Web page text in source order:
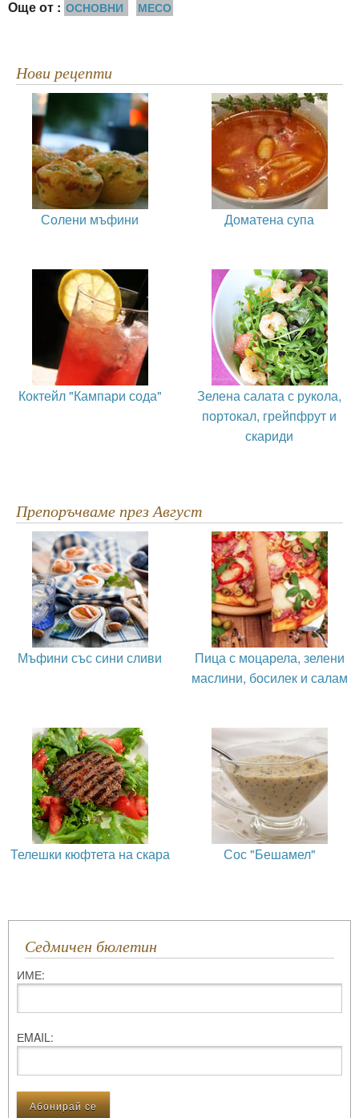
Още от : ОСНОВНИ МЕСО
Нови рецепти
Солени мъфини Доматена супа
Коктейл "Кампари сода"
Зелена салата с рукола,
портокал, грейпфрут и
скариди
Препоръчваме през Август
Мъфини със сини сливи
Пица с моцарела, зелени
маслини, босилек и салам
Телешки кюфтета на скара Сос "Бешамел"
Седмичен бюлетин
ИМЕ:
ЕMAIL: